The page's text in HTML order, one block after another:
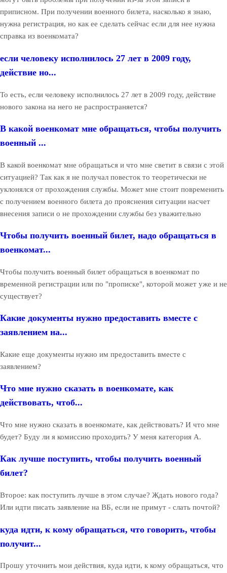
приписном. При получении военного билета, насколько я знаю,
нужна регистрация, но как ее сделать сейчас если для нее нужна
справка из военкомата?
если человеку исполнилось 27 лет в 2009 году,
действие но...
То есть, если человеку исполнилось 27 лет в 2009 году, действие
нового закона на него не распространяется?
В какой военкомат мне обращаться, чтобы получить
военный ...
В какой военкомат мне обращаться и что мне светит в связи с этой
ситуацией? Так как я не получал повесток то теоретически не
уклонялся от прохождения службы. Может мне стоит повременить
с получением военного билета до прояснения ситуации насчет
внесения записи о не прохождении службы без уважительно
Чтобы получить военный билет, надо обращаться в
военкомат...
Чтобы получить военный билет обращаться в военкомат по
временной регистрации или по "прописке", которой может уже и не
существует?
Какие документы нужно предоставить вместе с
заявлением на...
Какие еще документы нужно им предоставить вместе с
заявлением?
Что мне нужно сказать в военкомате, как
действовать, чтоб...
Что мне нужно сказать в военкомате, как действовать? И что мне
будет? Буду ли я комиссию проходить? У меня категория А.
Как лучше поступить, чтобы получить военный
билет?
Второе: как поступить лучше в этом случае? Ждать нового года?
Или идти писать заявление на ВБ, если не примут - слать почтой?
куда идти, к кому обращаться, что говорить, чтобы
получит...
Прошу уточнить мои действия, куда идти, к кому обращаться, что